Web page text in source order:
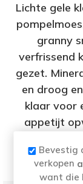
Lichte gele
granny
verfrissend
gezet.
en droog
klaar voor
appetijt
Bevestig
verkopen
want die